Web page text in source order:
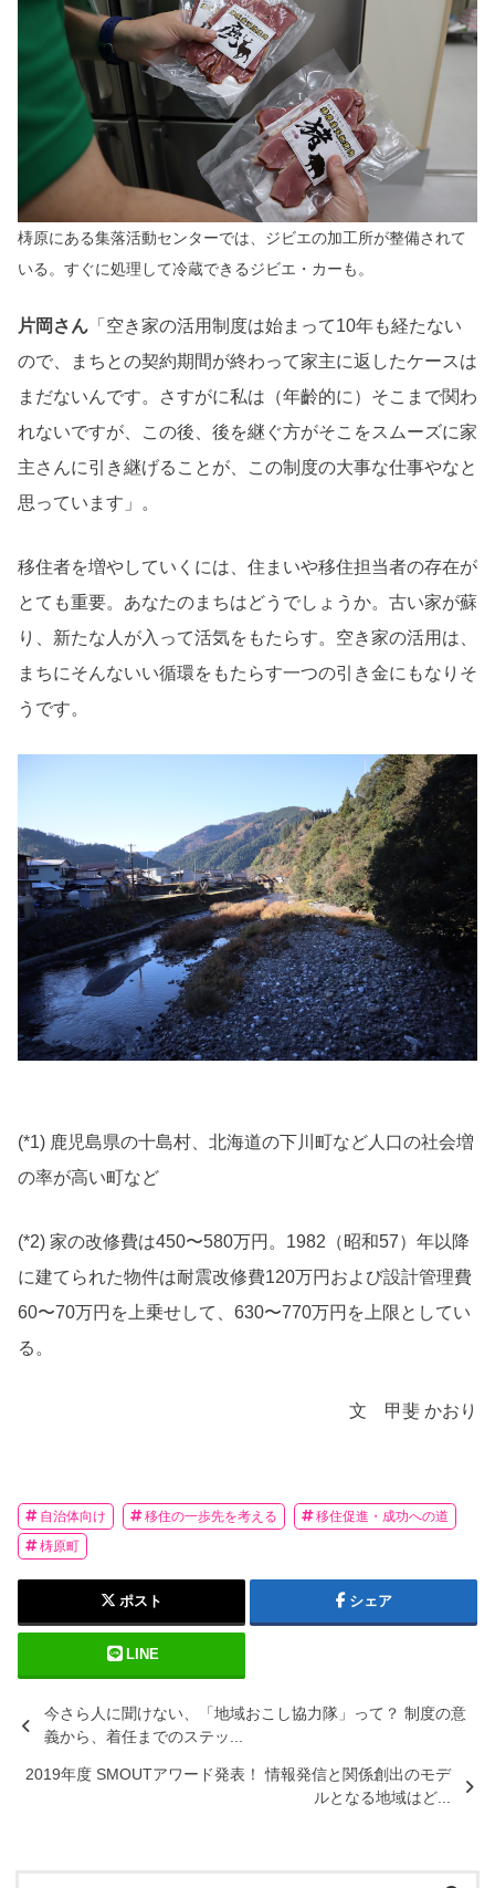
梼原にある集落活動センターでは、ジビエの加工所が整備されて
いる。すぐに処理して冷蔵できるジビエ・カーも。
片岡さん 「空き家の活用制度は始まって10年も経たない
ので、まちとの契約期間が終わって家主に返したケースは
まだないんです。さすがに私は（年齡的に）そこまで関わ
れないですが、この後、後を継ぐ方がそこをスムーズに家
主さんに引き継げることが、この制度の大事な仕事やなと
思っています」。
移住者を増やしていくには、住まいや移住担当者の存在が
とても重要。あなたのまちはどうでしょうか。古い家が蘇
り、新たな人が入って活気をもたらす。空き家の活用は、
まちにそんないい循環をもたらす一つの引き金にもなりそ
うです。
(*1) 鹿児島県の十島村、北海道の下川町など人口の社会増
の率が高い町など
(*2) 家の改修費は450〜580万円。1982（昭和57）年以降
に建てられた物件は耐震改修費120万円および設計管理費
60〜70万円を上乗せして、630〜770万円を上限としてい
る。
文 甲斐 かおり
自治体向け 移住の一歩先を考える
移住促進・成功への道
梼原町
ポスト シェア
LINE
今さら人に聞けない、「地域おこし協力隊」って？ 制度の意
義から、着任までのステッ...
2019年度 SMOUTアワード発表！ 情報発信と関係創出のモデ
ルとなる地域はど...